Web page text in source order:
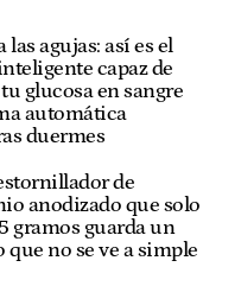
las agujas: así es el
capaz de
glucosa en sangre
automática
duermes
de
anodizado que solo
gramos guarda un
que no se ve a simple